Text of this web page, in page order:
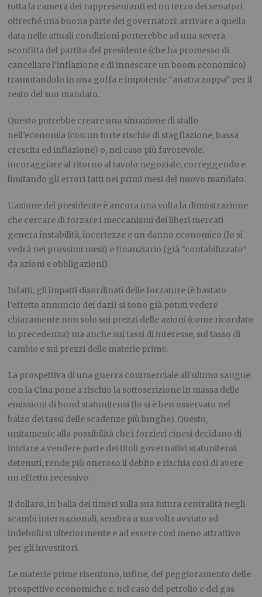
tutta la camera dei rappresentanti ed un terzo dei senatori
oltreché una buona parte dei governatori: arrivare a quella
data nelle attuali condizioni porterebbe ad una severa
sconfitta del partito del presidente (che ha promesso di
cancellare l’inflazione e di innescare un boom economico)
tramutandolo in una goffa e impotente “anatra zoppa” per il
resto del suo mandato.
Questo potrebbe creare una situazione di stallo
nell’economia (con un forte rischio di stagflazione, bassa
crescita ed inflazione) o, nel caso più favorevole,
incoraggiare al ritorno al tavolo negoziale, correggendo e
limitando gli errori fatti nei primi mesi del nuovo mandato.
L’azione del presidente è ancora una volta la dimostrazione
che cercare di forzare i meccanismi dei liberi mercati
genera instabilità, incertezze e un danno economico (lo si
vedrà nei prossimi mesi) e finanziario (già “contabilizzato”
da azioni e obbligazioni).
Infatti, gli impatti disordinati delle forzature (è bastato
l’effetto annuncio dei dazi) si sono già potuti vedere
chiaramente non solo sui prezzi delle azioni (come ricordato
in precedenza) ma anche sui tassi di interesse, sul tasso di
cambio e sui prezzi delle materie prime.
La prospettiva di una guerra commerciale all’ultimo sangue
con la Cina pone a rischio la sottoscrizione in massa delle
emissioni di bond statunitensi (lo si è ben osservato nel
balzo dei tassi delle scadenze più lunghe). Questo,
unitamente alla possibilità che i forzieri cinesi decidano di
iniziare a vendere parte dei titoli governativi statunitensi
detenuti, rende più oneroso il debito e rischia così di avere
un effetto recessivo.
Il dollaro, in balia dei timori sulla sua futura centralità negli
scambi internazionali, sembra a sua volta avviato ad
indebolirsi ulteriormente e ad essere così meno attrattivo
per gli investitori.
Le materie prime risentono, infine, del peggioramento delle
prospettive economiche e, nel caso del petrolio e del gas